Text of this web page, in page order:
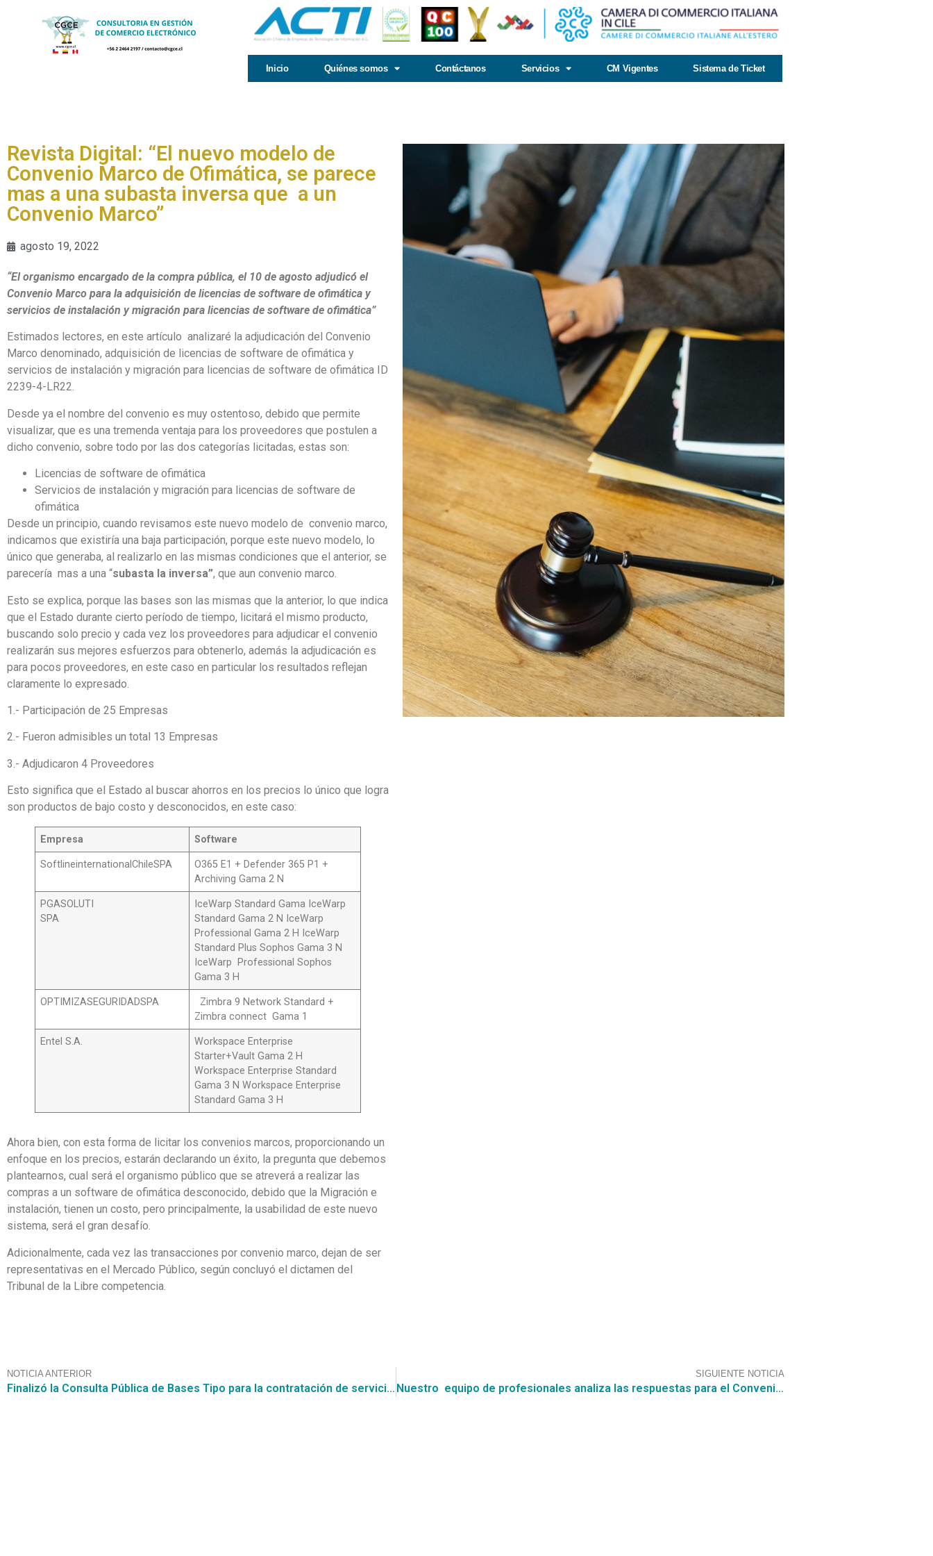
Inicio Quiénes somos Contáctanos Servicios CM Vigentes Sistema de Ticket
Revista Digital: “El nuevo modelo de
Convenio Marco de Ofimática, se parece
mas a una subasta inversa que a un
Convenio Marco”
agosto 19, 2022
“El organismo encargado de la compra pública, el 10 de agosto adjudicó el
Convenio Marco para la adquisición de licencias de software de ofimática y
servicios de instalación y migración para licencias de software de ofimática”
Estimados lectores, en este artículo analizaré la adjudicación del Convenio
Marco denominado, adquisición de licencias de software de ofimática y
servicios de instalación y migración para licencias de software de ofimática ID
2239-4-LR22.
Desde ya el nombre del convenio es muy ostentoso, debido que permite
visualizar, que es una tremenda ventaja para los proveedores que postulen a
dicho convenio, sobre todo por las dos categorías licitadas, estas son:
Licencias de software de ofimática
Servicios de instalación y migración para licencias de software de
ofimática
Desde un principio, cuando revisamos este nuevo modelo de convenio marco,
indicamos que existiría una baja participación, porque este nuevo modelo, lo
único que generaba, al realizarlo en las mismas condiciones que el anterior, se
parecería mas a una “subasta la inversa”, que aun convenio marco.
Esto se explica, porque las bases son las mismas que la anterior, lo que indica
que el Estado durante cierto período de tiempo, licitará el mismo producto,
buscando solo precio y cada vez los proveedores para adjudicar el convenio
realizarán sus mejores esfuerzos para obtenerlo, además la adjudicación es
para pocos proveedores, en este caso en particular los resultados reflejan
claramente lo expresado.
1.- Participación de 25 Empresas
2.- Fueron admisibles un total 13 Empresas
3.- Adjudicaron 4 Proveedores
Esto significa que el Estado al buscar ahorros en los precios lo único que logra
son productos de bajo costo y desconocidos, en este caso:
Empresa Software
SoftlineinternationalChileSPA
O365 E1 + Defender 365 P1 +
Archiving Gama 2 N
PGASOLUTI
SPA
IceWarp Standard Gama IceWarp
Standard Gama 2 N IceWarp
Professional Gama 2 H IceWarp
Standard Plus Sophos Gama 3 N
IceWarp Professional Sophos
Gama 3 H
OPTIMIZASEGURIDADSPA
Zimbra 9 Network Standard +
Zimbra connect Gama 1
Entel S.A.
Workspace Enterprise
Starter+Vault Gama 2 H
Workspace Enterprise Standard
Gama 3 N Workspace Enterprise
Standard Gama 3 H
Ahora bien, con esta forma de licitar los convenios marcos, proporcionando un
enfoque en los precios, estarán declarando un éxito, la pregunta que debemos
plantearnos, cual será el organismo público que se atreverá a realizar las
compras a un software de ofimática desconocido, debido que la Migración e
instalación, tienen un costo, pero principalmente, la usabilidad de este nuevo
sistema, será el gran desafío.
Adicionalmente, cada vez las transacciones por convenio marco, dejan de ser
representativas en el Mercado Público, según concluyó el dictamen del
Tribunal de la Libre competencia.
NOTICIA ANTERIOR
Finalizó la Consulta Pública de Bases Tipo para la contratación de servicios de reclutamiento y selección de personas
SIGUIENTE NOTICIA
Nuestro equipo de profesionales analiza las respuestas para el Convenio Marco de Seguro Complementario de Salud con Adicional de Vida 2239-6-LR22